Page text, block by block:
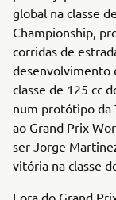
global na classe
Championship,
corridas de
desenvolvimento
classe de 125 cc
num protótipo da
ao Grand Prix
ser Jorge
vitória na classe
Fora do Grand